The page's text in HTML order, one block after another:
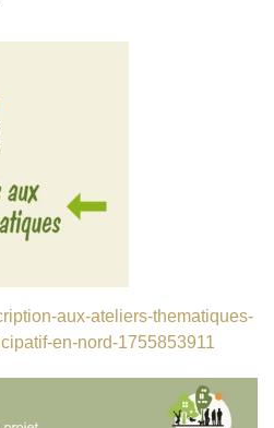
aux-ateliers-thematiques-
en-nord-1755853911